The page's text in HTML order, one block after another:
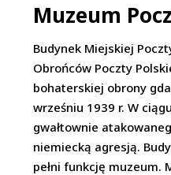
Muzeum
Budynek Miejskiej
Obrońców Poczty
bohaterskiej obrony
wrześniu 1939 r. W
gwałtownie
niemiecką agresją.
pełni funkcję muzeum.